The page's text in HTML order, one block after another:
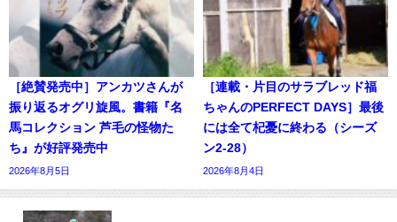
［絶賛発売中］アンカツさんが
振り返るオグリ旋風。書籍『名
馬コレクション 芦毛の怪物た
ち』が好評発売中
2026年8月5日
［連載・片目のサラブレッド福
ちゃんのPERFECT DAYS］最後
には全て杞憂に終わる（シーズ
ン2-28）
2026年8月4日